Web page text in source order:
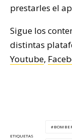
prestarles el
Sigue los
distintas
Youtube,
ETIQUETAS